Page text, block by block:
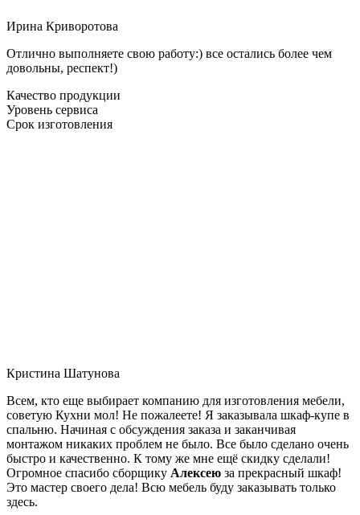
Ирина Криворотова
Отлично выполняете свою работу:) все остались более чем
довольны, респект!)
Качество продукции
Уровень сервиса
Срок изготовления
Кристина Шатунова
Всем, кто еще выбирает компанию для изготовления мебели,
советую Кухни мол! Не пожалеете! Я заказывала шкаф-купе в
спальню. Начиная с обсуждения заказа и заканчивая
монтажом никаких проблем не было. Все было сделано очень
быстро и качественно. К тому же мне ещё скидку сделали!
Огромное спасибо сборщику Алексею за прекрасный шкаф!
Это мастер своего дела! Всю мебель буду заказывать только
здесь.